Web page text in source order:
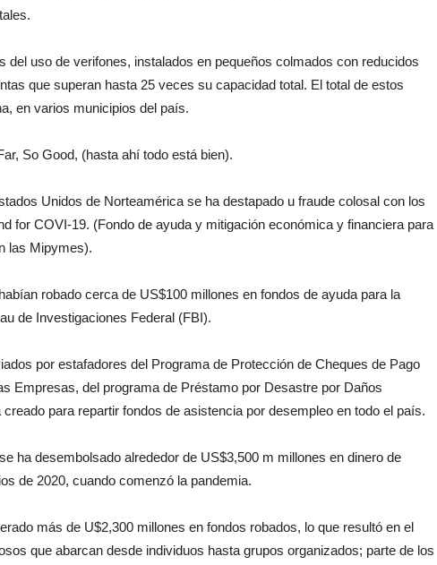
del uso de verifones, instalados en pequeños colmados con reducidos
que superan hasta 25 veces su capacidad total. El total de estos
en varios municipios del país.
So Good, (hasta ahí todo está bien).
Unidos de Norteamérica se ha destapado u fraude colosal con los
for COVI-19. (Fondo de ayuda y mitigación económica y financiera para
las Mipymes).
robado cerca de US$100 millones en fondos de ayuda para la
de Investigaciones Federal (FBI).
por estafadores del Programa de Protección de Cheques de Pago
Empresas, del programa de Préstamo por Desastre por Daños
para repartir fondos de asistencia por desempleo en todo el país.
ha desembolsado alrededor de US$3,500 m millones en dinero de
de 2020, cuando comenzó la pandemia.
más de U$2,300 millones en fondos robados, lo que resultó en el
que abarcan desde individuos hasta grupos organizados; parte de los